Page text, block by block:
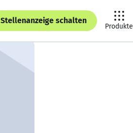
Stellenanzeige schalten
Produkte